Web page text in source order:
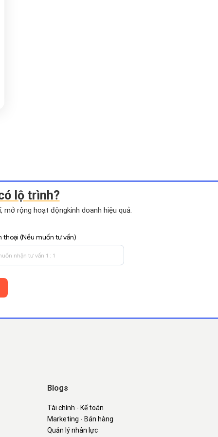
lộ trình?
mở rộng hoạt độngkinh doanh hiệu quả.
thoại (Nếu muốn tư vấn)
Blogs
Tài chính - Kế toán
Marketing - Bán hàng
Quản lý nhân lực